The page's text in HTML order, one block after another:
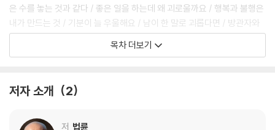
은 수를 놓는 것과 같다 / 좋은 일을 하는데 왜 괴로울까요 / 행복과 불행은
내가 만드는 것 / 기분이 늘 우울해요 / 남이 한 말로 괴롭다면 / 방관자와
참여자 / 운명을 바꾸는 법 / 생각 한번 뒤집으면 / 오르막 내리막 / 마음이
허전할 때 / 습관에 끌려가지 않는 삶
할까요 / 소통의 비결 / 친구가 변했어요 / 집착과 외면 / 부모님의 인생을
목차 더보기
저자 소개 2
저 법륜